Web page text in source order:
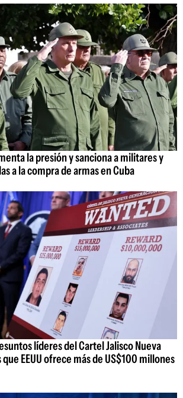
la presión y sanciona a militares y
a la compra de armas en Cuba
líderes del Cartel Jalisco Nueva
EEUU ofrece más de US$100 millones